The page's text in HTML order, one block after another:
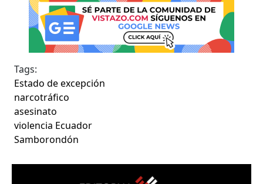
Tags:
Estado de excepción
narcotráfico
asesinato
violencia Ecuador
Samborondón